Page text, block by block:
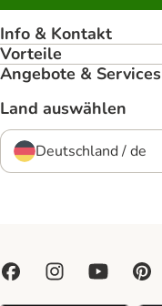
Info & Kontakt
Vorteile
Angebote & Services
Land auswählen
Deutschland / de